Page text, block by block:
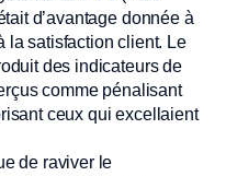
d’avantage donnée à
la satisfaction client. Le
des indicateurs de
comme pénalisant
ceux qui excellaient
de raviver le